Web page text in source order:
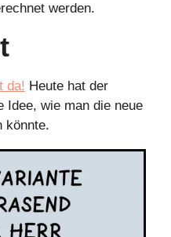
werden.
da! Heute hat der
könnte.